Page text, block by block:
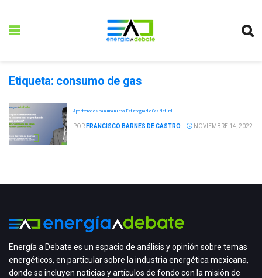
Etiqueta: consumo de gas
Aportaciones para una nueva Estrategia de Gas Natural
POR FRANCISCO BARNES DE CASTRO NOVIEMBRE 14, 2022
Energía a Debate es un espacio de análisis y opinión sobre temas
energéticos, en particular sobre la industria energética mexicana,
donde se incluyen noticias y artículos de fondo con la misión de